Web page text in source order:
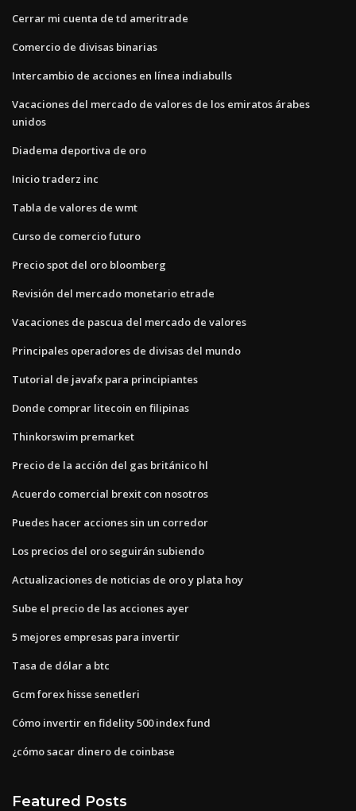
Cerrar mi cuenta de td ameritrade
Comercio de divisas binarias
Intercambio de acciones en línea indiabulls
Vacaciones del mercado de valores de los emiratos árabes
unidos
Diadema deportiva de oro
Inicio traderz inc
Tabla de valores de wmt
Curso de comercio futuro
Precio spot del oro bloomberg
Revisión del mercado monetario etrade
Vacaciones de pascua del mercado de valores
Principales operadores de divisas del mundo
Tutorial de javafx para principiantes
Donde comprar litecoin en filipinas
Thinkorswim premarket
Precio de la acción del gas británico hl
Acuerdo comercial brexit con nosotros
Puedes hacer acciones sin un corredor
Los precios del oro seguirán subiendo
Actualizaciones de noticias de oro y plata hoy
Sube el precio de las acciones ayer
5 mejores empresas para invertir
Tasa de dólar a btc
Gcm forex hisse senetleri
Cómo invertir en fidelity 500 index fund
¿cómo sacar dinero de coinbase
Featured Posts